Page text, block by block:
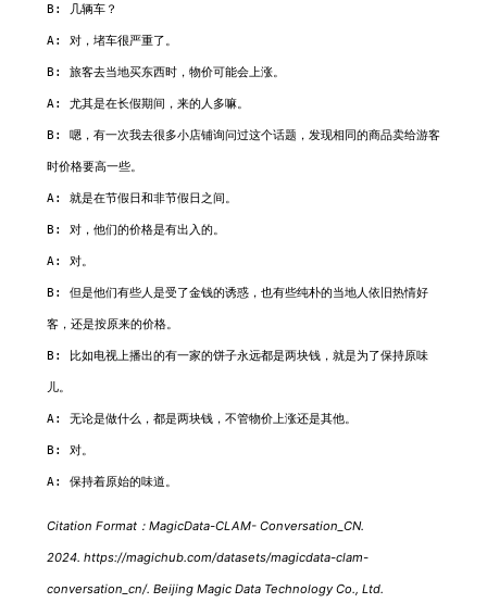
B: 几辆车？
A: 对，堵车很严重了。
B: 旅客去当地买东西时，物价可能会上涨。
A: 尤其是在长假期间，来的人多嘛。
B: 嗯，有一次我去很多小店铺询问过这个话题，发现相同的商品卖给游客
时价格要高一些。
A: 就是在节假日和非节假日之间。
B: 对，他们的价格是有出入的。
A: 对。
B: 但是他们有些人是受了金钱的诱惑，也有些纯朴的当地人依旧热情好
客，还是按原来的价格。
B: 比如电视上播出的有一家的饼子永远都是两块钱，就是为了保持原味
儿。
A: 无论是做什么，都是两块钱，不管物价上涨还是其他。
B: 对。
Citation Format：MagicData-CLAM- Conversation_CN.
2024. https://magichub.com/datasets/magicdata-clam-
conversation_cn/. Beijing Magic Data Technology Co., Ltd.